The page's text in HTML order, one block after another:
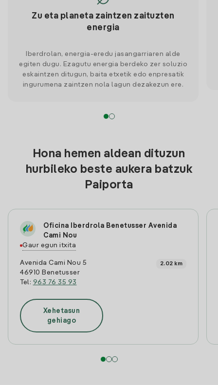
Zu eta planeta zaintzen zaituzten
energia
Iberdrolan, energia-eredu jasangarriaren alde
egiten dugu. Ezagutu energia berdeko zer soluzio
eskaintzen ditugun, baita etxetik edo enpresatik
ingurumena zaintzen nola lagun dezakezun ere.
Hona hemen aldean dituzun
hurbileko beste aukera batzuk
Paiporta
Oficina Iberdrola Benetusser Avenida
Cami Nou
Gaur egun itxita
Avenida Cami Nou 5
46910 Benetusser
Tel: 963 76 35 93
2.02 km
Xehetasun
gehiago